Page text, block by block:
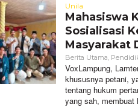
Unila
Mahasiswa
Sosialisasi
Masyarakat
Berita Utama
VoxLampung,
khususnya petani,
tentang hukum
yang sah, membuat